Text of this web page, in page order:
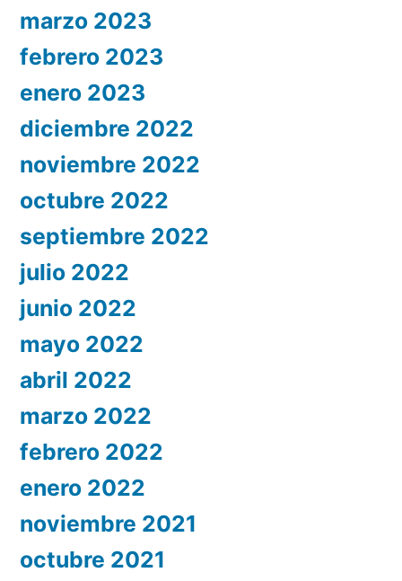
marzo 2023
febrero 2023
enero 2023
diciembre 2022
noviembre 2022
octubre 2022
septiembre 2022
julio 2022
junio 2022
mayo 2022
abril 2022
marzo 2022
febrero 2022
enero 2022
noviembre 2021
octubre 2021